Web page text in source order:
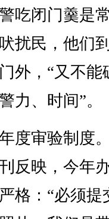
吃闭门羹是
扰民，他们
外，“又不能
力、时间”。
审验制度
反映，今年
格：“必须提